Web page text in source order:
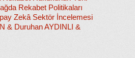
Rekabet Politikaları
Zekâ Sektör İncelemesi
& Duruhan AYDINLI &